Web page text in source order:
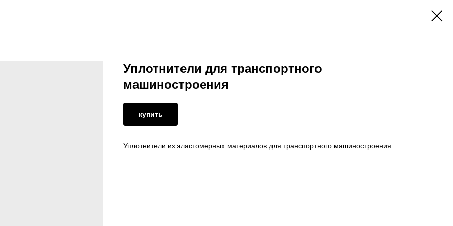
Уплотнители для транспортного
машиностроения
купить
Уплотнители из эластомерных материалов для транспортного машиностроения